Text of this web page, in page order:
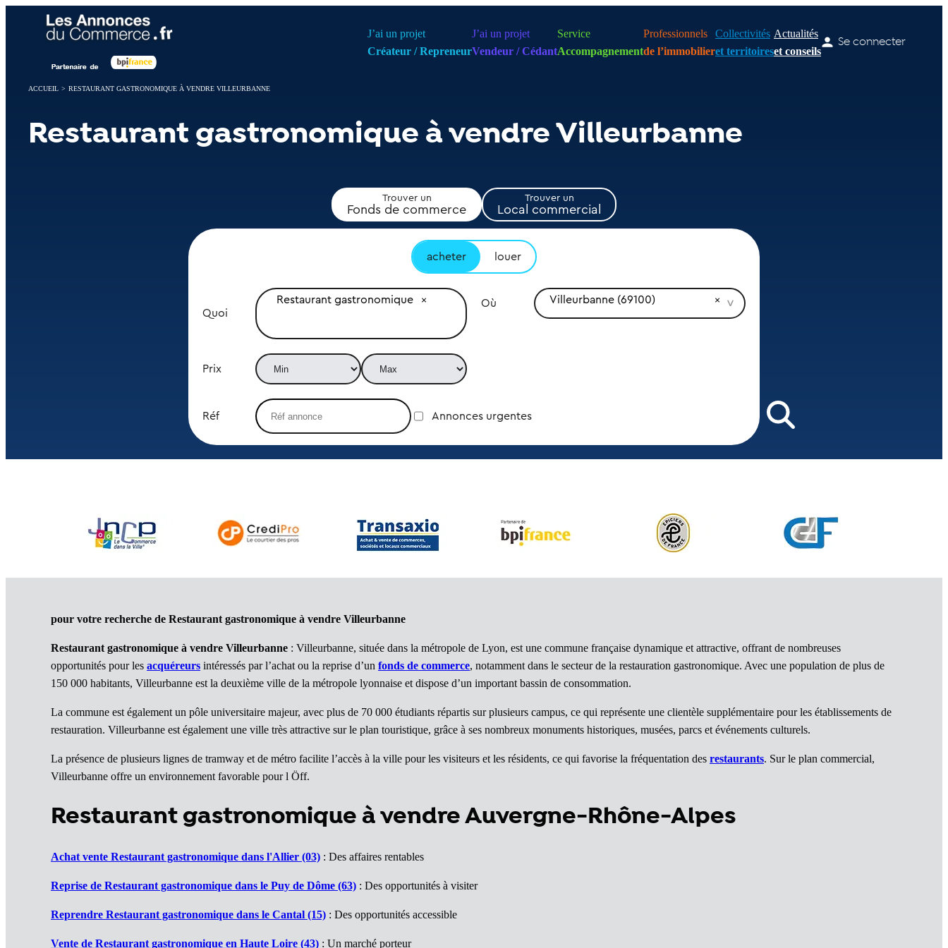
J’ai un projet
Créateur / Repreneur
J’ai un projet
Vendeur / Cédant
Service
Accompagnement
Professionnels
de l’immobilier
Collectivités
et territoires
Actualités
et conseils
Se connecter
ACCUEIL > RESTAURANT GASTRONOMIQUE À VENDRE VILLEURBANNE
Restaurant gastronomique à vendre Villeurbanne
Trouver un
Fonds de commerce
Trouver un
Local commercial
acheter louer
Quoi
Restaurant gastronomique Où Villeurbanne (69100)
Prix
Réf Annonces urgentes
pour votre recherche de Restaurant gastronomique à vendre Villeurbanne
Restaurant gastronomique à vendre Villeurbanne : Villeurbanne, située dans la métropole de Lyon, est une commune française dynamique et attractive, offrant de nombreuses
opportunités pour les acquéreurs intéressés par l’achat ou la reprise d’un fonds de commerce, notamment dans le secteur de la restauration gastronomique. Avec une population de plus de
150 000 habitants, Villeurbanne est la deuxième ville de la métropole lyonnaise et dispose d’un important bassin de consommation.
La commune est également un pôle universitaire majeur, avec plus de 70 000 étudiants répartis sur plusieurs campus, ce qui représente une clientèle supplémentaire pour les établissements de
restauration. Villeurbanne est également une ville très attractive sur le plan touristique, grâce à ses nombreux monuments historiques, musées, parcs et événements culturels.
La présence de plusieurs lignes de tramway et de métro facilite l’accès à la ville pour les visiteurs et les résidents, ce qui favorise la fréquentation des restaurants. Sur le plan commercial,
Villeurbanne offre un environnement favorable pour l Öff.
Restaurant gastronomique à vendre Auvergne-Rhône-Alpes
Achat vente Restaurant gastronomique dans l'Allier (03) : Des affaires rentables
Reprise de Restaurant gastronomique dans le Puy de Dôme (63) : Des opportunités à visiter
Reprendre Restaurant gastronomique dans le Cantal (15) : Des opportunités accessible
Vente de Restaurant gastronomique en Haute Loire (43) : Un marché porteur
Panneau de gestion des cookies